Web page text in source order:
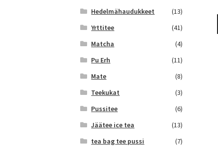
Hedelmähaudukkeet
(13)
Yrttitee
(41)
Matcha
(4)
Pu Erh
(11)
Mate
(8)
Teekukat
(3)
Pussitee
(6)
Jäätee ice tea
(13)
tea bag tee pussi
(7)